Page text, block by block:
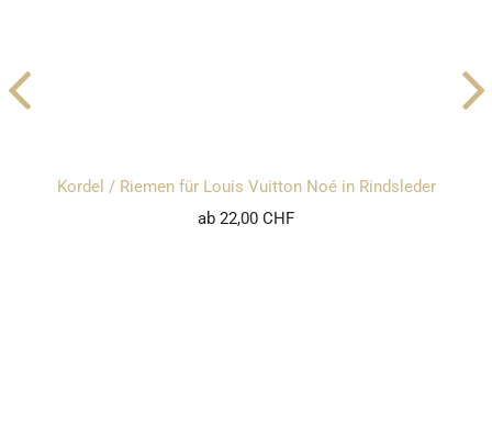
Kordel / Riemen für Louis Vuitton Noé in Rindsleder
ab 22,00 CHF